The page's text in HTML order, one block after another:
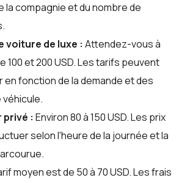
la compagnie et du nombre de
voiture de luxe : Attendez-vous à
100 et 200 USD. Les tarifs peuvent
en fonction de la demande et des
privé : Environ 80 à 150 USD. Les prix
selon l'heure de la journée et la
moyen est de 50 à 70 USD. Les frais